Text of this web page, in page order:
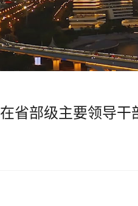
在省部级主要领导